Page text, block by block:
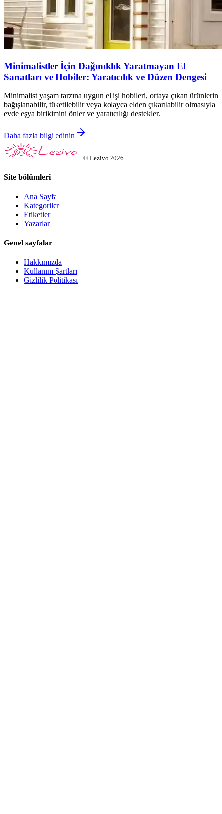
Minimalistler İçin Dağınıklık Yaratmayan El
Sanatları ve Hobiler: Yaratıcılık ve Düzen Dengesi
Minimalist yaşam tarzına uygun el işi hobileri, ortaya çıkan ürünlerin
bağışlanabilir, tüketilebilir veya kolayca elden çıkarılabilir olmasıyla
evde eşya birikimini önler ve yaratıcılığı destekler.
Daha fazla bilgi edinin
© Lezivo 2026
Site bölümleri
Ana Sayfa
Kategoriler
Etiketler
Yazarlar
Genel sayfalar
Hakkımızda
Kullanım Şartları
Gizlilik Politikası